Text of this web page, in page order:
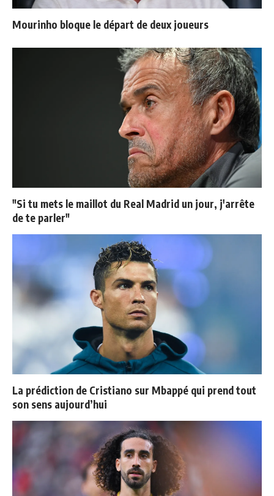
Mourinho bloque le départ de deux joueurs
"Si tu mets le maillot du Real Madrid un jour, j'arrête
de te parler"
La prédiction de Cristiano sur Mbappé qui prend tout
son sens aujourd’hui